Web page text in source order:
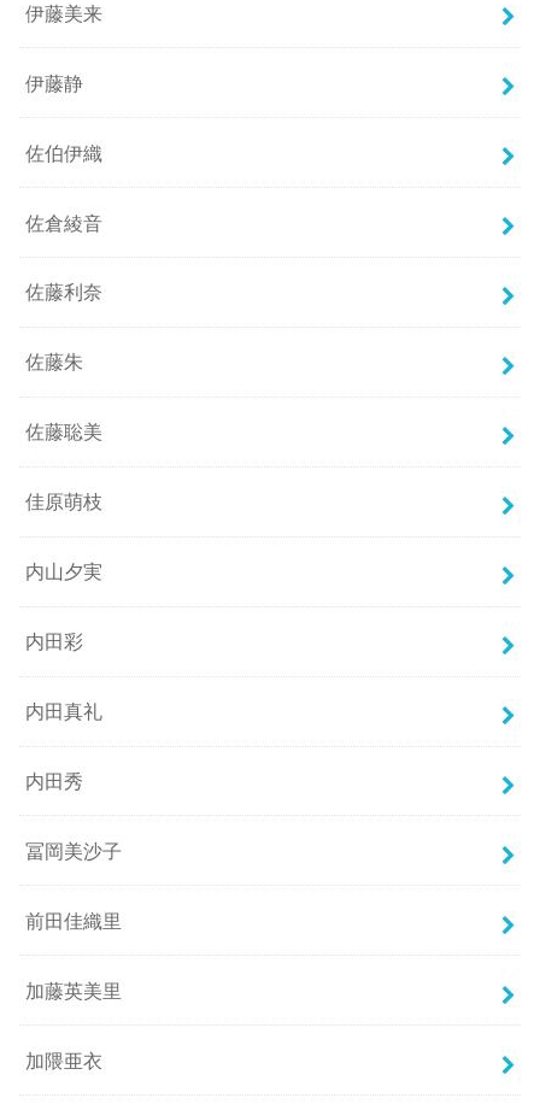
伊藤美来
伊藤静
佐伯伊織
佐倉綾音
佐藤利奈
佐藤朱
佐藤聡美
佳原萌枝
内山夕実
内田彩
内田真礼
内田秀
冨岡美沙子
前田佳織里
加藤英美里
加隈亜衣